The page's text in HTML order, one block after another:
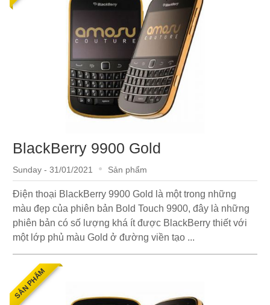
BlackBerry 9900 Gold
Sunday - 31/01/2021 Sản phẩm
Điện thoại BlackBerry 9900 Gold là một trong những
màu đẹp của phiên bản Bold Touch 9900, đây là những
phiên bản có số lượng khá ít được BlackBerry thiết với
một lớp phủ màu Gold ở đường viền tạo ...
SẢN PHẨM